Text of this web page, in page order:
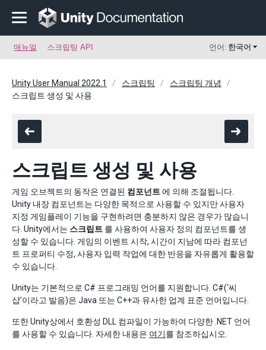
매뉴얼 스크립팅 API 언어: 한국어
Unity User Manual 2022.1 스크립팅
스크립팅 개념
스크립트 생성 및 사용
스크립트 생성 및 사용
게임 오브젝트의 동작은 연결된 컴포넌트에 의해 조절됩니다.
Unity 내장 컴포넌트는 다양한 목적으로 사용할 수 있지만 사용자
지정 게임플레이 기능을 구현하려면 충분하지 않은 경우가 많습니
다. Unity에서는 스크립트 를 사용하여 사용자 정의 컴포넌트를 생
성할 수 있습니다. 게임의 이벤트 시작, 시간이 지남에 따라 컴포넌
트 프로퍼티 수정, 사용자 입력 작업에 대한 반응을 자유롭게 활용할
수 있습니다.
Unity는 기본적으로 C# 프로그래밍 언어를 지원합니다. C#(‘씨
샵’이라고 발음)은 Java 또는 C++과 유사한 업계 표준 언어입니다.
또한 Unity상에서 호환성 DLL 컴파일이 가능하여 다양한 .NET 언어
를 사용할 수 있습니다. 자세한 내용은 여기를 참조하십시오.